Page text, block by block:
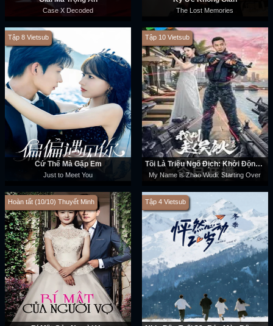
Case X Decoded The Lost Memories
Tập 8 Vietsub
Cứ Thế Mà Gặp Em
Just to Meet You
Tập 10 Vietsub
Tôi Là Triệu Ngô Địch: Khởi Động Lại
My Name is Zhao Wudi: Starting Over
Hoàn tất (10/10) Thuyết Minh Tập 4 Vietsub